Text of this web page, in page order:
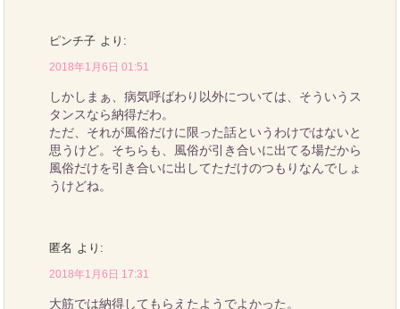
ピンチ子 より:
2018年1月6日 01:51
しかしまぁ、病気呼ばわり以外については、そういうス
タンスなら納得だわ。
ただ、それが風俗だけに限った話というわけではないと
思うけど。そちらも、風俗が引き合いに出てる場だから
風俗だけを引き合いに出してただけのつもりなんでしょ
うけどね。
匿名 より:
2018年1月6日 17:31
大筋では納得してもらえたようでよかった。